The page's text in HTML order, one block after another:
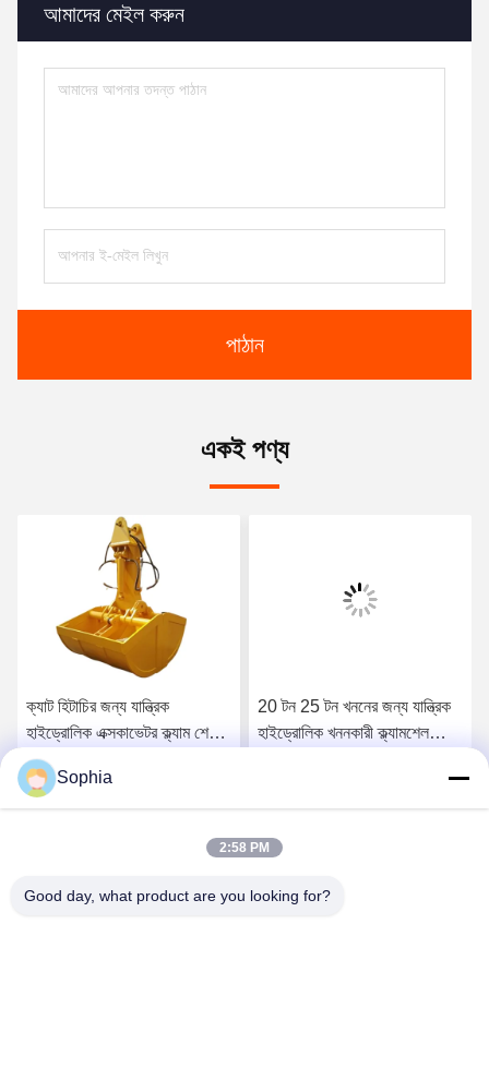
আমাদের মেইল ​​করুন
পাঠান
একই পণ্য
ক্যাট হিটাচির জন্য যান্ত্রিক
হাইড্রোলিক এক্সকাভেটর ক্ল্যাম শেল
বালতি
সেরা মূল্য পান
20 টন 25 টন খননের জন্য যান্ত্রিক
হাইড্রোলিক খননকারী ক্ল্যামশেল
সেরা মূল্য পান
Sophia
2:58 PM
Good day, what product are you looking for?